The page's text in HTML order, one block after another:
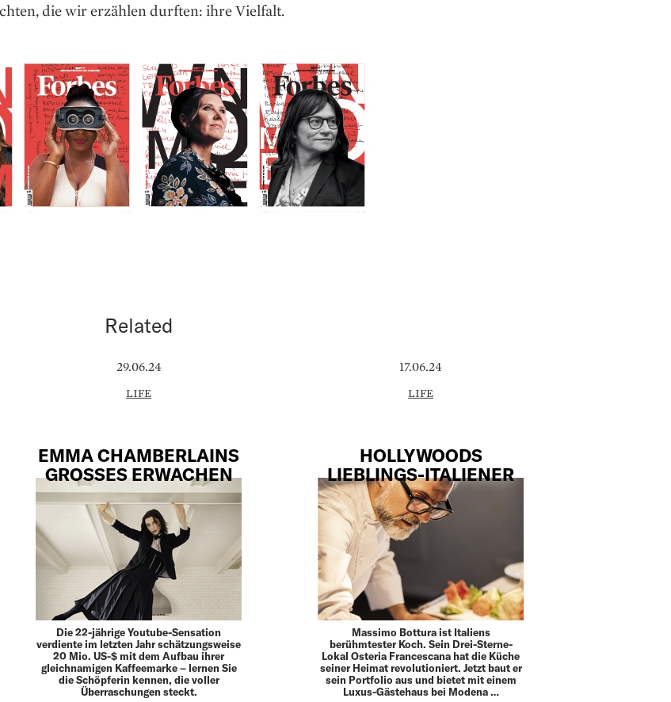
die wir erzählen durften: ihre Vielfalt.
Related
29.06.24
LIFE
EMMA CHAMBERLAINS
GROSSES ERWACHEN
Die 22-jährige Youtube-Sensation
verdiente im letzten Jahr schätzungsweise
20 Mio. US-$ mit dem Aufbau ihrer
gleichnamigen Kaffeemarke – lernen Sie
die Schöpferin kennen, die voller
Überraschungen steckt.
17.06.24
LIFE
HOLLYWOODS
LIEBLINGS-ITALIENER
Massimo Bottura ist Italiens
berühmtester Koch. Sein Drei-Sterne-
Lokal Osteria Francescana hat die Küche
seiner Heimat revolutioniert. Jetzt baut er
sein Portfolio aus und bietet mit einem
Luxus-Gästehaus bei Modena …